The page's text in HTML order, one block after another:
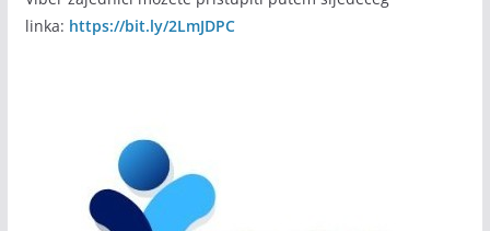
linka: https://bit.ly/2LmJDPC